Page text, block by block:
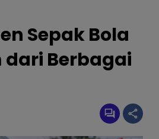
Sepak Bola
dari Berbagai